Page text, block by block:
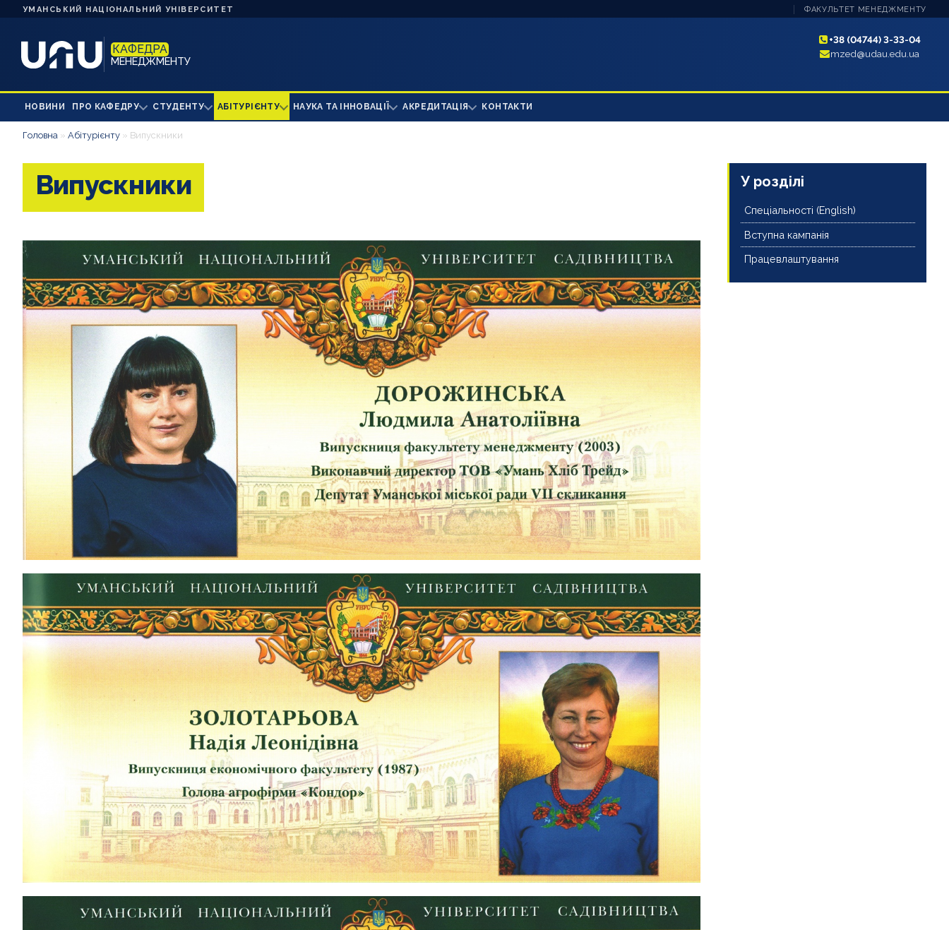
УМАНСЬКИЙ НАЦІОНАЛЬНИЙ УНІВЕРСИТЕТ ФАКУЛЬТЕТ МЕНЕДЖМЕНТУ
КАФЕДРА
МЕНЕДЖМЕНТУ
+38 (04744) 3-33-04
mzed@udau.edu.ua
НОВИНИ ПРО КАФЕДРУ СТУДЕНТУ АБІТУРІЄНТУ НАУКА ТА ІННОВАЦІЇ АКРЕДИТАЦІЯ КОНТАКТИ
Головна » Абітурієнту » Випускники
Випускники У розділі
Спеціальності (English)
Вступна кампанія
Працевлаштування